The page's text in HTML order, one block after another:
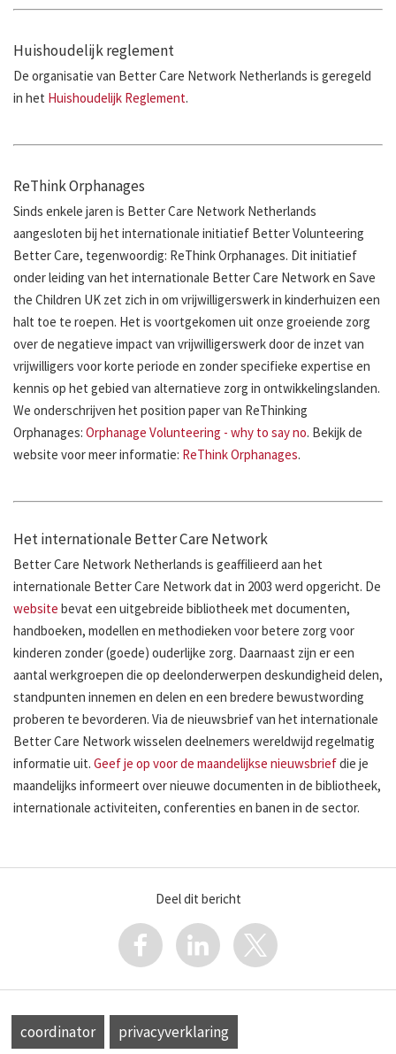
Huishoudelijk reglement
De organisatie van Better Care Network Netherlands is geregeld
in het Huishoudelijk Reglement.
ReThink Orphanages
Sinds enkele jaren is Better Care Network Netherlands
aangesloten bij het internationale initiatief Better Volunteering
Better Care, tegenwoordig: ReThink Orphanages. Dit initiatief
onder leiding van het internationale Better Care Network en Save
the Children UK zet zich in om vrijwilligerswerk in kinderhuizen een
halt toe te roepen. Het is voortgekomen uit onze groeiende zorg
over de negatieve impact van vrijwilligerswerk door de inzet van
vrijwilligers voor korte periode en zonder specifieke expertise en
kennis op het gebied van alternatieve zorg in ontwikkelingslanden.
We onderschrijven het position paper van ReThinking
Orphanages: Orphanage Volunteering - why to say no. Bekijk de
website voor meer informatie: ReThink Orphanages.
Het internationale Better Care Network
Better Care Network Netherlands is geaffilieerd aan het
internationale Better Care Network dat in 2003 werd opgericht. De
website bevat een uitgebreide bibliotheek met documenten,
handboeken, modellen en methodieken voor betere zorg voor
kinderen zonder (goede) ouderlijke zorg. Daarnaast zijn er een
aantal werkgroepen die op deelonderwerpen deskundigheid delen,
standpunten innemen en delen en een bredere bewustwording
proberen te bevorderen. Via de nieuwsbrief van het internationale
Better Care Network wisselen deelnemers wereldwijd regelmatig
informatie uit. Geef je op voor de maandelijkse nieuwsbriefdie je
maandelijks informeert over nieuwe documenten in de bibliotheek,
internationale activiteiten, conferenties en banen in de sector.
Deel dit bericht
coordinator privacyverklaring